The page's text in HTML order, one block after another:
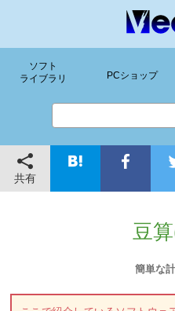
ソフト
ライブラリ
PCショップ
共有
豆
簡単な